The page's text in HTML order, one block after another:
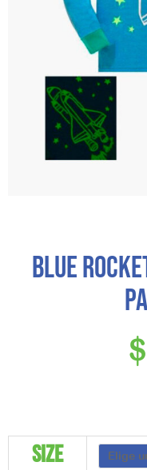
Blue
$
Size
Rocket